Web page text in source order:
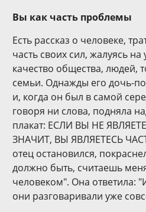
Вы как часть проблемы
Есть рассказ о человеке,
часть своих сил, жалуясь
качество общества, людей,
семьи. Однажды его дочь-
и, когда он был в самой
говоря ни слова, подняла
плакат: ЕСЛИ ВЫ НЕ
ЗНАЧИТ, ВЫ ЯВЛЯЕТЕСЬ
отец остановился,
должно быть, считаешь
человеком". Она ответила:
они разговаривали уже